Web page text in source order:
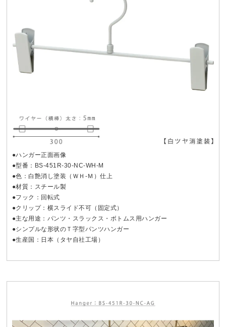
●ハンガー正面画像
●型番：BS-451R-30-NC-WH-M
●色：白艶消し塗装（ＷＨ-Ｍ）仕上
●材質：スチール製
●フック：回転式
●クリップ：横スライド不可（固定式）
●主な用途：パンツ・スラックス・ボトムス用ハンガー
●シンプルな形状のＴ字型パンツハンガー
●生産国：日本（タヤ自社工場）